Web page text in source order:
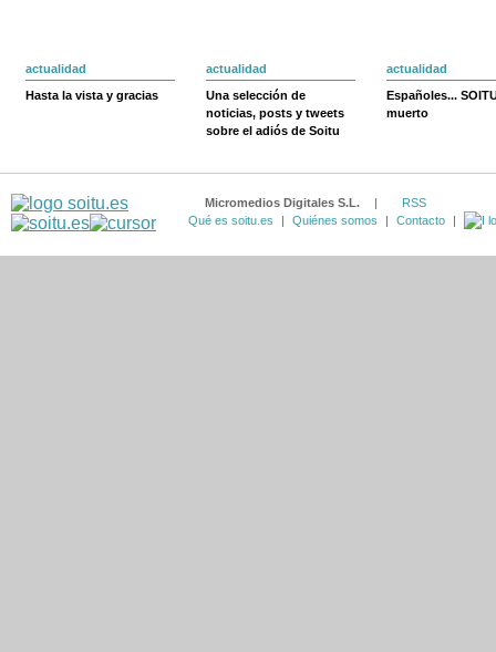
actualidad
Hasta la vista y gracias
actualidad
Una selección de
noticias, posts y tweets
sobre el adiós de Soitu
actualidad
Españoles...
muerto
Micromedios Digitales S.L. |
RSS
Qué es soitu.es
| Quiénes somos | Contacto |